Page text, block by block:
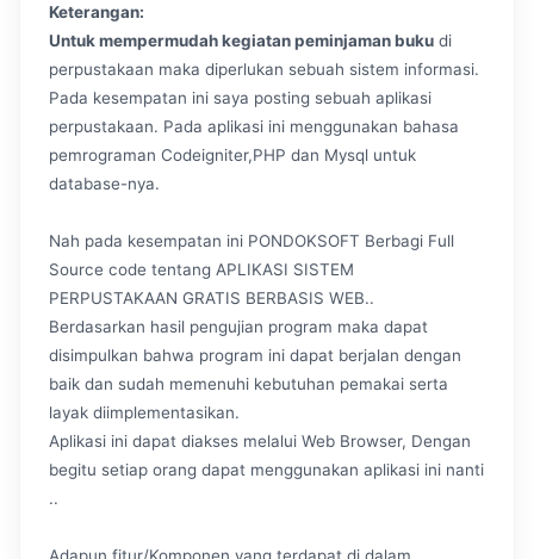
Keterangan:
Untuk mempermudah kegiatan peminjaman buku di
perpustakaan maka diperlukan sebuah sistem informasi.
Pada kesempatan ini saya posting sebuah aplikasi
perpustakaan. Pada aplikasi ini menggunakan bahasa
pemrograman Codeigniter,PHP dan Mysql untuk
database-nya.
Nah pada kesempatan ini PONDOKSOFT Berbagi Full
Source code tentang APLIKASI SISTEM
PERPUSTAKAAN GRATIS BERBASIS WEB..
Berdasarkan hasil pengujian program maka dapat
disimpulkan bahwa program ini dapat berjalan dengan
baik dan sudah memenuhi kebutuhan pemakai serta
layak diimplementasikan.
Aplikasi ini dapat diakses melalui Web Browser, Dengan
begitu setiap orang dapat menggunakan aplikasi ini nanti
..
Adapun fitur/Komponen yang terdapat di dalam